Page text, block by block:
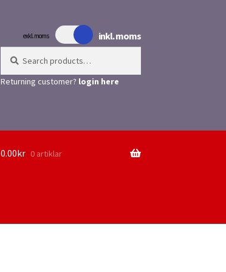
exkl. moms inkl. moms
for:
Returning customer? login here
0.00kr 0 artiklar